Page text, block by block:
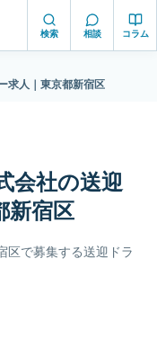
検索 相談 コラム
求人｜東京都新宿区
会社の送迎
新宿区
区で募集する送迎ドラ